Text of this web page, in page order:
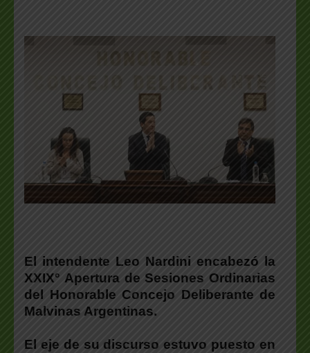
El intendente Leo Nardini encabezó la
XXIX° Apertura de Sesiones Ordinarias
del Honorable Concejo Deliberante de
Malvinas Argentinas.
El eje de su discurso estuvo puesto en